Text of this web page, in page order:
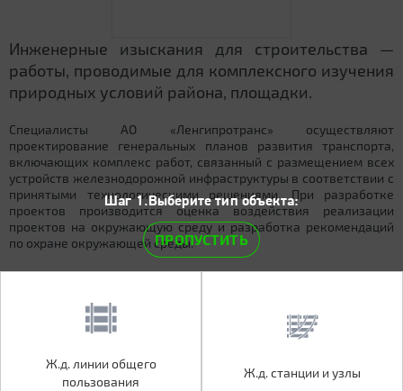
Инженерные изыскания для строительства —
работы, проводимые для комплексного изучения
природных условий района, площадки.
Специалисты АО «Ленгипротранс» осуществляют
проектирование генеральных планов развития транспорта,
включающих комплекс работ, связанный с размещением всех
устройств железнодорожной инфраструктуры в соответствии с
принятыми технологическими решениями. При разработке
проектов производится оценка воздействия реализации
проектов на окружающую среду и разработка рекомендаций
по охране окружающей среды.
Ж.д. линии общего
пользования
Шаг 1.Выберите тип объекта:
ПРОПУСТИТЬ
Ж.д. линии общего
пользования
Ж.д. станции и узлы